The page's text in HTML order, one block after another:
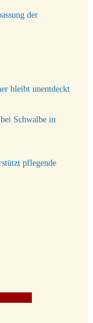
der
bleibt unentdeckt
Schwalbe in
pflegende